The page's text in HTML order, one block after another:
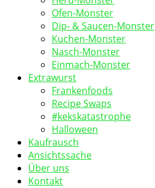
Ofen-Monster
Dip- & Saucen-Monster
Kuchen-Monster
Nasch-Monster
Einmach-Monster
Extrawurst
Frankenfoods
Recipe Swaps
#kekskatastrophe
Halloween
Kaufrausch
Ansichtssache
Über uns
Kontakt